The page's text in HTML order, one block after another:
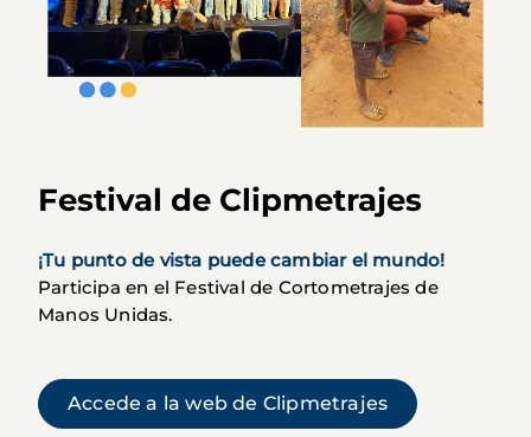
Festival de Clipmetrajes
¡Tu punto de vista puede cambiar el mundo!
Participa en el Festival de Cortometrajes de
Manos Unidas.
Accede a la web de Clipmetrajes(se abre en